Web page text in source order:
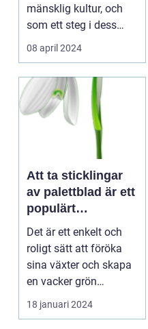
mänsklig kultur, och
som ett steg i dess
kontinuerliga...
08 april 2024
Att ta sticklingar
av palettblad är ett
populärt
hobbyprojekt för
många
trädgårdsentusiast
Det är ett enkelt och
roligt sätt att föröka
sina växter och skapa
en vacker grön
omgivning. I denna...
18 januari 2024